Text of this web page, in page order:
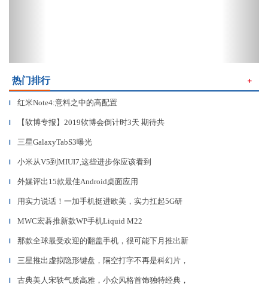
热门排行 ＋
▎ 红米Note4:意料之中的高配置
▎ 【软博专报】2019软博会倒计时3天 期待共
▎ 三星GalaxyTabS3曝光
▎ 小米从V5到MIUI7,这些进步你应该看到
▎ 外媒评出15款最佳Android桌面应用
▎ 用实力说话！一加手机挺进欧美，实力扛起5G研
▎ MWC宏碁推新款WP手机Liquid M22
▎ 那款全球最受欢迎的翻盖手机，很可能下月推出新
▎ 三星推出虚拟隐形键盘，隔空打字不再是科幻片，
▎ 古典美人宋轶气质高雅，小众风格首饰独特经典，